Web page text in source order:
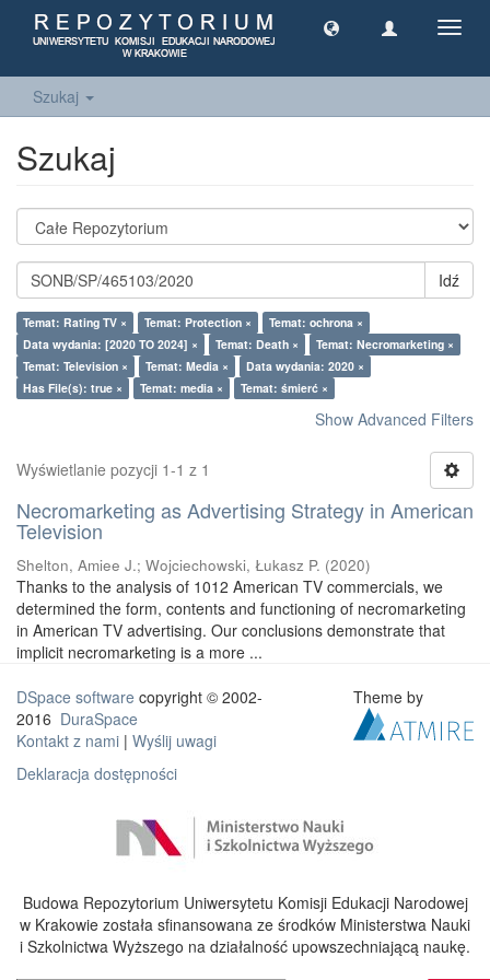
Szukaj
Szukaj
Idź
Temat: Rating TV × Temat: Protection ×
Temat: ochrona ×
Data wydania: [2020 TO 2024] ×
Temat: Death ×
Temat: Necromarketing ×
Temat: Television ×
Temat: Media ×
Data wydania: 2020 ×
Has File(s): true ×
Temat: media × Temat: śmierć ×
Show Advanced Filters
Wyświetlanie pozycji 1-1 z 1
Necromarketing as Advertising Strategy in American
Television
Shelton, Amiee J.; Wojciechowski, Łukasz P. (2020)
Thanks to the analysis of 1012 American TV commercials, we
determined the form, contents and functioning of necromarketing
in American TV advertising. Our conclusions demonstrate that
implicit necromarketing is a more ...
DSpace software copyright © 2002-
2016 DuraSpace
Kontakt z nami | Wyślij uwagi
Deklaracja dostępności
Theme by
Budowa Repozytorium Uniwersytetu Komisji Edukacji Narodowej
w Krakowie została sfinansowana ze środków Ministerstwa Nauki
i Szkolnictwa Wyższego na działalność upowszechniającą naukę.